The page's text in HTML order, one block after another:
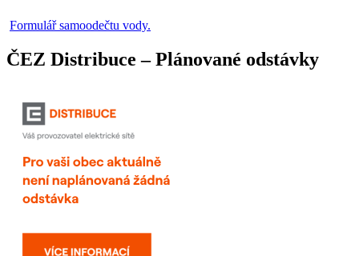
Formulář samoodečtu vody.
ČEZ Distribuce – Plánované odstávky